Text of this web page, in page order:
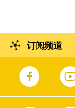
订阅频道